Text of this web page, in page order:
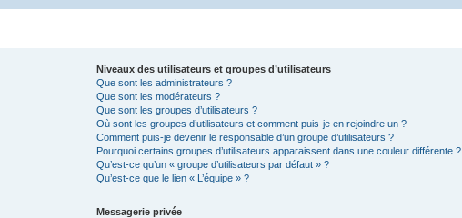
Niveaux des utilisateurs et groupes d’utilisateurs
Que sont les administrateurs ?
Que sont les modérateurs ?
Que sont les groupes d’utilisateurs ?
Où sont les groupes d’utilisateurs et comment puis-je en rejoindre un ?
Comment puis-je devenir le responsable d’un groupe d’utilisateurs ?
Pourquoi certains groupes d’utilisateurs apparaissent dans une couleur différente ?
Qu’est-ce qu’un « groupe d’utilisateurs par défaut » ?
Qu’est-ce que le lien « L’équipe » ?
Messagerie privée